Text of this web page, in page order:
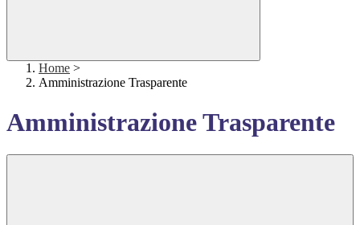
Home >
Amministrazione Trasparente
Amministrazione Trasparente